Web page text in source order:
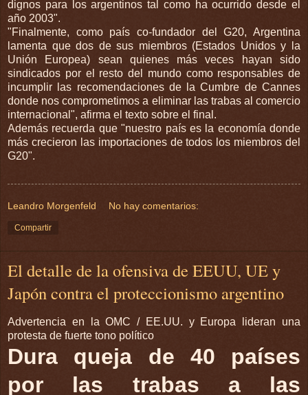
dignos para los argentinos tal como ha ocurrido desde el
año 2003".
"Finalmente, como país co-fundador del G20, Argentina
lamenta que dos de sus miembros (Estados Unidos y la
Unión Europea) sean quienes más veces hayan sido
sindicados por el resto del mundo como responsables de
incumplir las recomendaciones de la Cumbre de Cannes
donde nos comprometimos a eliminar las trabas al comercio
internacional", afirma el texto sobre el final.
Además recuerda que "nuestro país es la economía donde
más crecieron las importaciones de todos los miembros del
G20".
Leandro Morgenfeld No hay comentarios:
Compartir
El detalle de la ofensiva de EEUU, UE y
Japón contra el proteccionismo argentino
Advertencia en la OMC / EE.UU. y Europa lideran una
protesta de fuerte tono político
Dura queja de 40 países
por las trabas a las